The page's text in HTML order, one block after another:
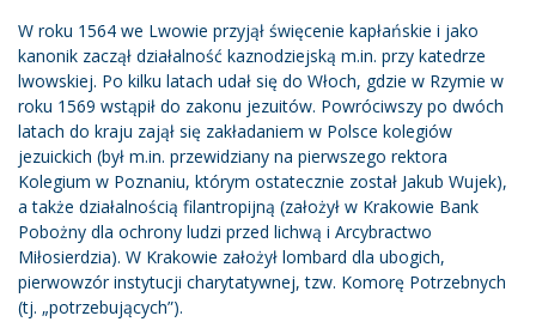
W roku 1564 we Lwowie przyjął święcenie kapłańskie i jako
kanonik zaczął działalność kaznodziejską m.in. przy katedrze
lwowskiej. Po kilku latach udał się do Włoch, gdzie w Rzymie w
roku 1569 wstąpił do zakonu jezuitów. Powróciwszy po dwóch
latach do kraju zajął się zakładaniem w Polsce kolegiów
jezuickich (był m.in. przewidziany na pierwszego rektora
Kolegium w Poznaniu, którym ostatecznie został Jakub Wujek),
a także działalnością filantropijną (założył w Krakowie Bank
Pobożny dla ochrony ludzi przed lichwą i Arcybractwo
Miłosierdzia). W Krakowie założył lombard dla ubogich,
pierwowzór instytucji charytatywnej, tzw. Komorę Potrzebnych
(tj. „potrzebujących”).